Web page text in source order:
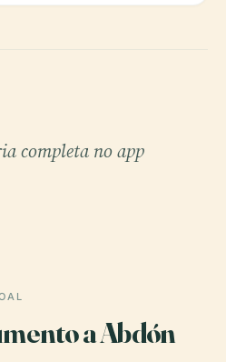
completa no app
a Abdón